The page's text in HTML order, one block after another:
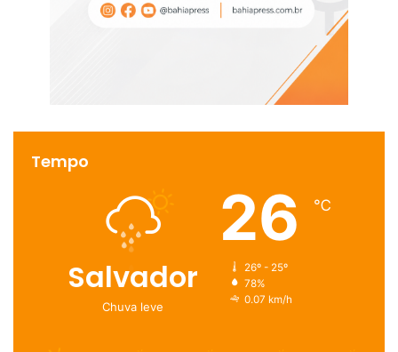
Tempo
Salvador
Chuva leve
26 ℃
26º - 25º
78%
0.07 km/h